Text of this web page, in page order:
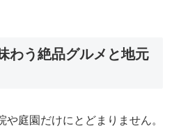
わう絶品グルメと地元
庭園だけにとどまりません。